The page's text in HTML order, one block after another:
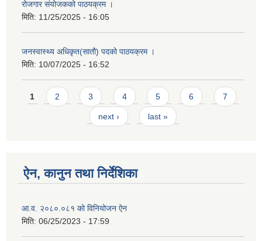
रोजगार संयोजकको पाठयक्रम ।
मिति: 11/25/2025 - 16:05
जनस्वास्थ्य अधिकृत(सातौ) पदको पाठयक्रम ।
मिति: 10/07/2025 - 16:52
Pages
1 2 3 4 5 6 7
next › last »
ऐन, कानुन तथा निर्देशिका
आ.व. २०८०.०८१ को विनियोजन ऐन
मिति: 06/25/2023 - 17:59